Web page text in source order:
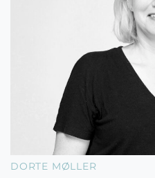
DORTE MØLLER